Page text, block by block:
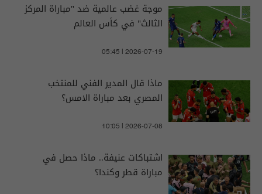
موجة غضب عالمية ضد "مباراة المركز
الثالث" في كأس العالم
05:45 | 2026-07-19
ماذا قال المدير الفني للمنتخب
المصري بعد مباراة الامس؟
10:05 | 2026-07-08
اشتباكات عنيفة.. ماذا حصل في
مباراة قطر وكندا؟